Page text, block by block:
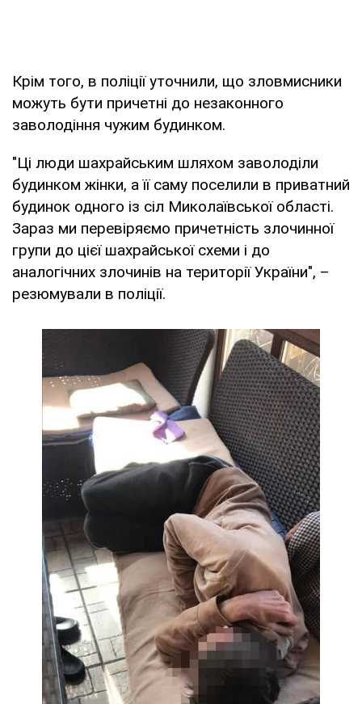
Крім того, в поліції уточнили, що зловмисники
можуть бути причетні до незаконного
заволодіння чужим будинком.
"Ці люди шахрайським шляхом заволоділи
будинком жінки, а її саму поселили в приватний
будинок одного із сіл Миколаївської області.
Зараз ми перевіряємо причетність злочинної
групи до цієї шахрайської схеми і до
аналогічних злочинів на території України", –
резюмували в поліції.